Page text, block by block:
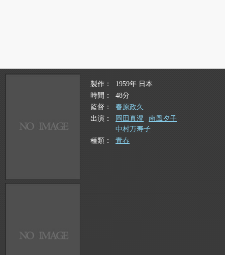
製作
1959年 日本
時間
48分
監督
春原政久
出演
岡田真澄
南風夕子
中村万寿子
種類
青春